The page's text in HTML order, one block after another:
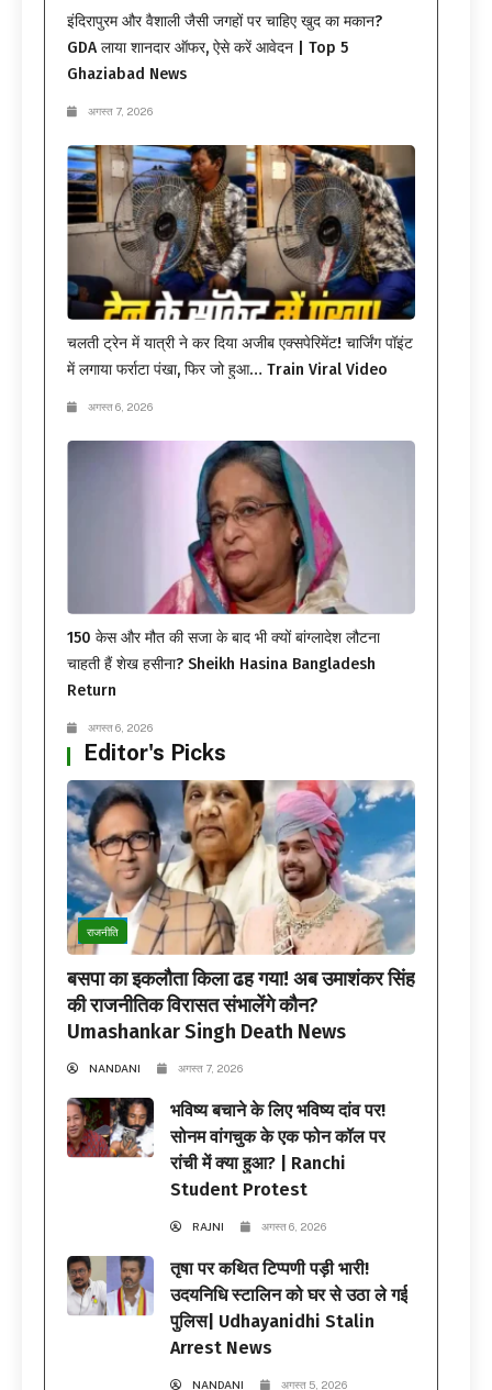
इंदिरापुरम और वैशाली जैसी जगहों पर चाहिए खुद का मकान?
GDA लाया शानदार ऑफर, ऐसे करें आवेदन | Top 5
Ghaziabad News
अगस्त 7, 2026
चलती ट्रेन में यात्री ने कर दिया अजीब एक्सपेरिमेंट! चार्जिंग पॉइंट
में लगाया फर्राटा पंखा, फिर जो हुआ… Train Viral Video
अगस्त 6, 2026
150 केस और मौत की सजा के बाद भी क्यों बांग्लादेश लौटना
चाहती हैं शेख हसीना? Sheikh Hasina Bangladesh
Return
अगस्त 6, 2026
Editor's Picks
राजनीति
बसपा का इकलौता किला ढह गया! अब उमाशंकर सिंह
की राजनीतिक विरासत संभालेंगे कौन?
Umashankar Singh Death News
NANDANI अगस्त 7, 2026
भविष्य बचाने के लिए भविष्य दांव पर!
सोनम वांगचुक के एक फोन कॉल पर
रांची में क्या हुआ? | Ranchi
Student Protest
RAJNI अगस्त 6, 2026
तृषा पर कथित टिप्पणी पड़ी भारी!
उदयनिधि स्टालिन को घर से उठा ले गई
पुलिस| Udhayanidhi Stalin
Arrest News
NANDANI अगस्त 5, 2026